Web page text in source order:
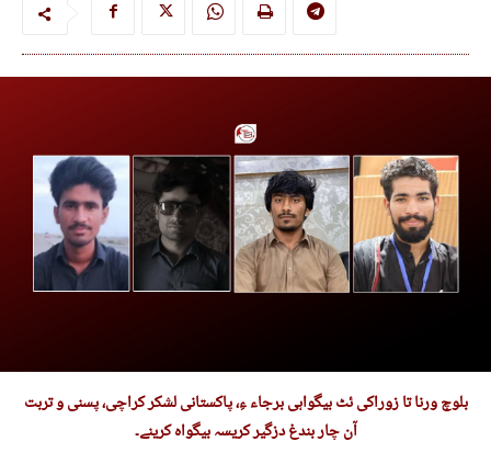
بلوچ ورنا تا زوراکی ئٹ بیگواہی برجاء ءِ، پاکستانی لشکر کراچی، پسنی و تربت
آن چار بندغ دزگیر کریسہ بیگواہ کرینے۔